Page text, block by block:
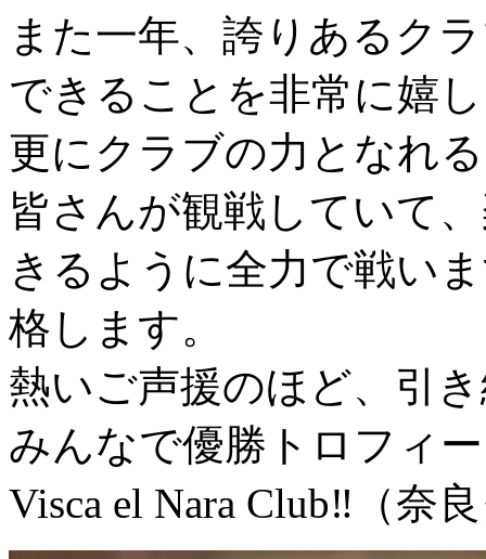
また一年、誇りあるク
できることを非常に嬉
更にクラブの力となれ
皆さんが観戦していて
きるように全力で戦い
格します。
熱いご声援のほど、引
みんなで優勝トロフィ
Visca el Nara Club‼（奈